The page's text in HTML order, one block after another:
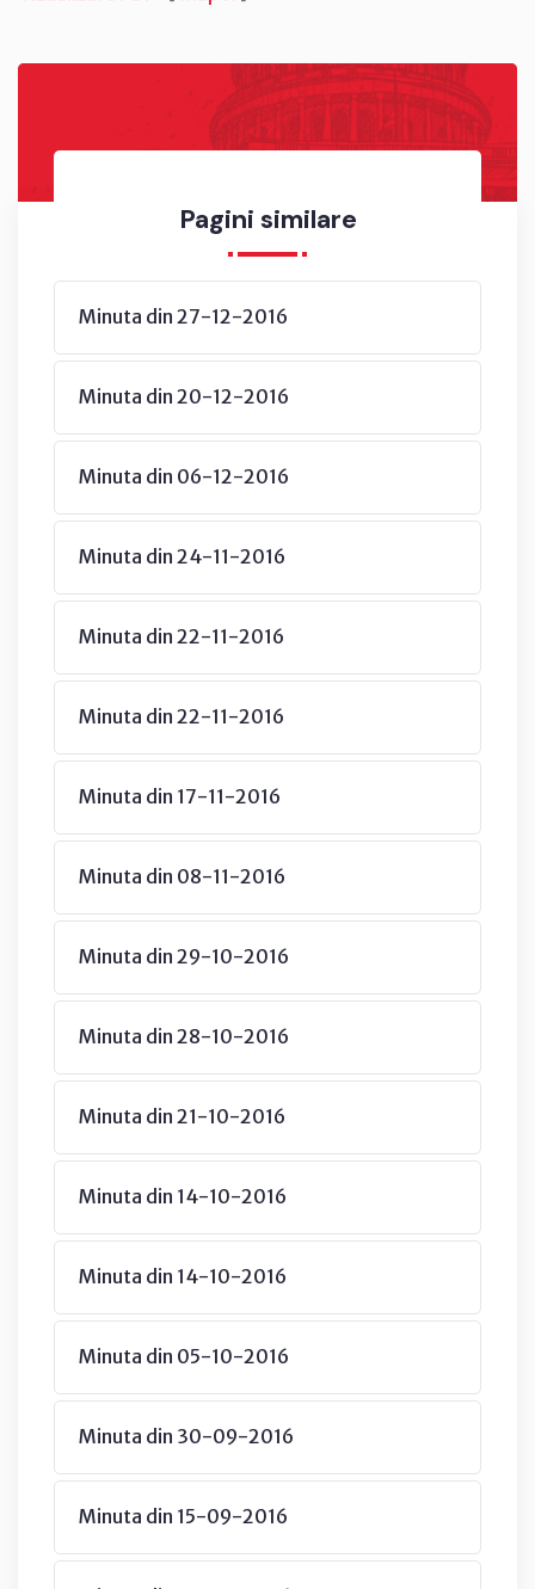
Pagini similare
Minuta din 27-12-2016
Minuta din 20-12-2016
Minuta din 06-12-2016
Minuta din 24-11-2016
Minuta din 22-11-2016
Minuta din 22-11-2016
Minuta din 17-11-2016
Minuta din 08-11-2016
Minuta din 29-10-2016
Minuta din 28-10-2016
Minuta din 21-10-2016
Minuta din 14-10-2016
Minuta din 14-10-2016
Minuta din 05-10-2016
Minuta din 30-09-2016
Minuta din 15-09-2016